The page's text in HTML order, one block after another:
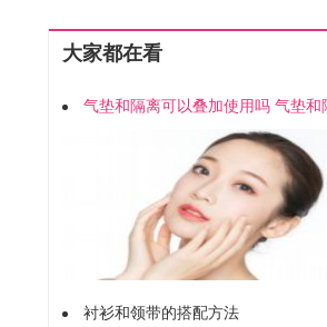
大家都在看
衬衫和领带的搭配方法